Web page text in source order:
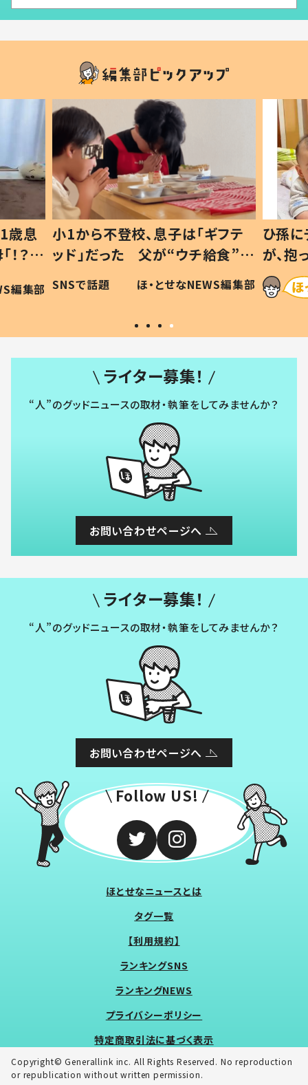
歳息
？」
編集部
小1から不登校、息子は「ギフテ
ッド」だった 父が“ウチ給食”を
作り続ける理由とは #令和の親
#令和の子
SNSで話題 ほ・とせなNEWS編集部
ひ孫
が、
「涙が
い」
ライター募集！
“人”のグッドニュースの取材・執筆をしてみませんか？
お問い合わせページへ
ライター募集！
“人”のグッドニュースの取材・執筆をしてみませんか？
お問い合わせページへ
Follow US!
ほとせなニュースとは
タグ一覧
【利用規約】
ランキングSNS
ランキングNEWS
プライバシーポリシー
特定商取引法に基づく表示
Copyright© Generallink inc. All Rights Reserved. No reproduction
or republication without written permission.